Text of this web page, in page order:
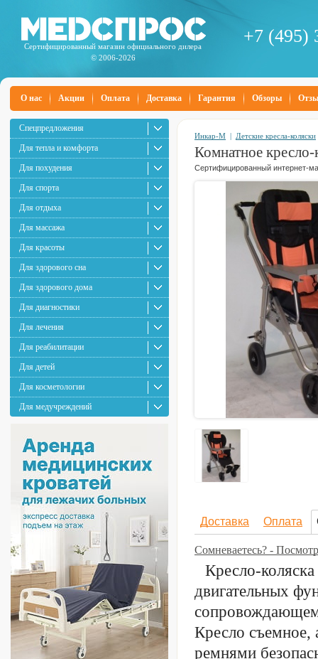
Сертифицированный магазин официального дилера
© 2006-2026
+7 (495)
О нас Акции Оплата Доставка Гарантия Обзоры
Спецпредложения
Для тепла и комфорта
Для похудения
Для спорта
Для отдыха
Для массажа
Для красоты
Для здорового сна
Для здорового дома
Для диагностики
Для лечения
Для реабилитации
Для детей
Для косметологии
Для медучреждений
Инкар-М | Детские кресла-коляски
Комнатное
Сертифицированный интернет-
Доставка Оплата
Сомневаетесь? -
Кресло-
двигательных
Кресло
ремнями